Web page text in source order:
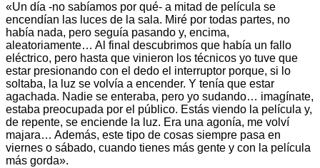
«Un día -no sabíamos por qué- a mitad de película se
encendían las luces de la sala. Miré por todas partes, no
había nada, pero seguía pasando y, encima,
aleatoriamente… Al final descubrimos que había un fallo
eléctrico, pero hasta que vinieron los técnicos yo tuve que
estar presionando con el dedo el interruptor porque, si lo
soltaba, la luz se volvía a encender. Y tenía que estar
agachada. Nadie se enteraba, pero yo sudando… imagínate,
estaba preocupada por el público. Estás viendo la película y,
de repente, se enciende la luz. Era una agonía, me volví
majara… Además, este tipo de cosas siempre pasa en
viernes o sábado, cuando tienes más gente y con la película
más gorda».